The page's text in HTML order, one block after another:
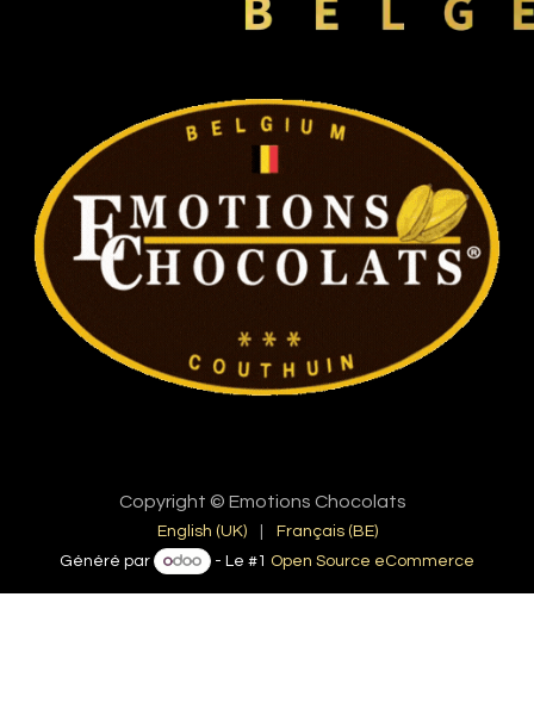
Copyright © Emotions Chocolats
English (UK)
Français (BE)
Généré par
- Le #1 Open Source eCommerce